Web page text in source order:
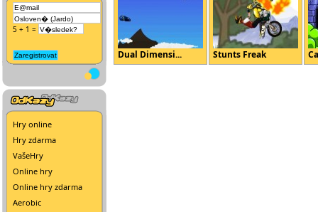
5 + 1 =
Hry online
Hry zdarma
VašeHry
Online hry
Online hry zdarma
Aerobic
Dual Dimensi... Stunts Freak